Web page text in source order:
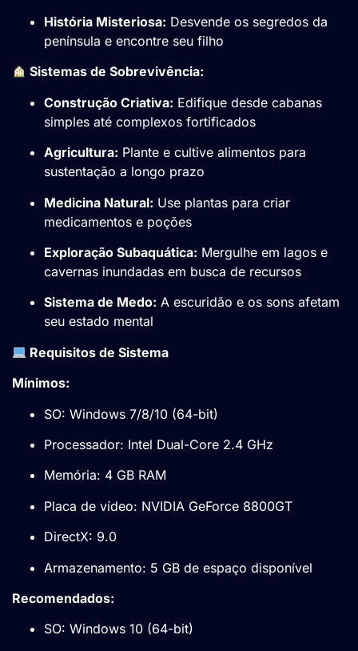
História Misteriosa: Desvende os segredos da
península e encontre seu filho
Sistemas de Sobrevivência:
Construção Criativa: Edifique desde cabanas
simples até complexos fortificados
Agricultura: Plante e cultive alimentos para
sustentação a longo prazo
Medicina Natural: Use plantas para criar
medicamentos e poções
Exploração Subaquática: Mergulhe em lagos e
cavernas inundadas em busca de recursos
Sistema de Medo: A escuridão e os sons afetam
seu estado mental
Requisitos de Sistema
Mínimos:
SO: Windows 7/8/10 (64-bit)
Processador: Intel Dual-Core 2.4 GHz
Memória: 4 GB RAM
Placa de vídeo: NVIDIA GeForce 8800GT
DirectX: 9.0
Armazenamento: 5 GB de espaço disponível
Recomendados:
SO: Windows 10 (64-bit)